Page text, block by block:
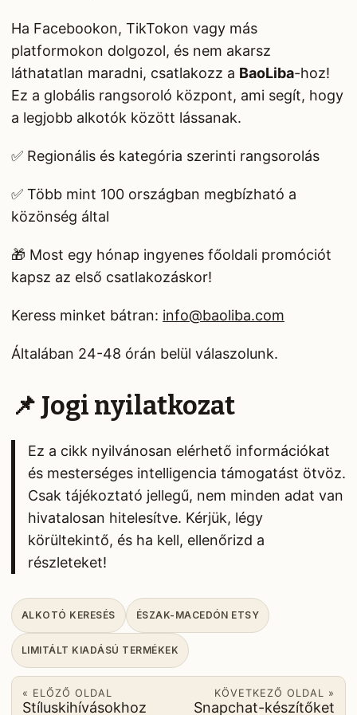
Ha Facebookon, TikTokon vagy más
platformokon dolgozol, és nem akarsz
láthatatlan maradni, csatlakozz a BaoLiba-hoz!
Ez a globális rangsoroló központ, ami segít, hogy
a legjobb alkotók között lássanak.
✅ Regionális és kategória szerinti rangsorolás
✅ Több mint 100 országban megbízható a
közönség által
🎁 Most egy hónap ingyenes főoldali promóciót
kapsz az első csatlakozáskor!
Keress minket bátran: info@baoliba.com
Általában 24-48 órán belül válaszolunk.
📌 Jogi nyilatkozat
Ez a cikk nyilvánosan elérhető információkat
és mesterséges intelligencia támogatást ötvöz.
Csak tájékoztató jellegű, nem minden adat van
hivatalosan hitelesítve. Kérjük, légy
körültekintő, és ha kell, ellenőrizd a
részleteket!
ALKOTÓ KERESÉS ÉSZAK-MACEDÓN ETSY
LIMITÁLT KIADÁSÚ TERMÉKEK
« ELŐZŐ OLDAL
Stíluskihívásokhoz
KÖVETKEZŐ OLDAL »
Snapchat-készítőket